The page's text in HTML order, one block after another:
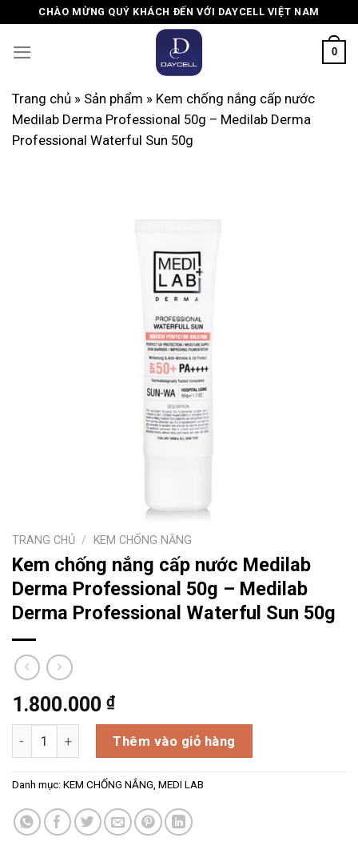
content
CHÀO MỪNG QUÝ KHÁCH ĐẾN VỚI DAYCELL VIỆT NAM
0
Trang chủ » Sản phẩm » Kem chống nắng cấp nước
Medilab Derma Professional 50g – Medilab Derma
Professional Waterful Sun 50g
TRANG CHỦ / KEM CHỐNG NẮNG
Kem chống nắng cấp nước Medilab
Derma Professional 50g – Medilab
Derma Professional Waterful Sun 50g
1.800.000 ₫
Kem chống nắng cấp nước Medilab Derma Professional
Thêm vào giỏ hàng
Danh mục: KEM CHỐNG NẮNG, MEDI LAB